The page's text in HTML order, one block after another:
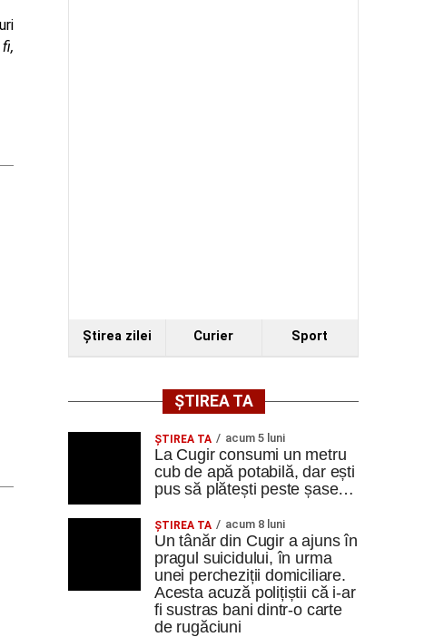
Ştirea zilei Curier Sport
ȘTIREA TA
ȘTIREA TA acum 5 luni
La Cugir consumi un metru
cub de apă potabilă, dar ești
pus să plătești peste șase…
ȘTIREA TA acum 8 luni
Un tânăr din Cugir a ajuns în
pragul suicidului, în urma
unei percheziții domiciliare.
Acesta acuză polițiștii că i-ar
fi sustras bani dintr-o carte
de rugăciuni